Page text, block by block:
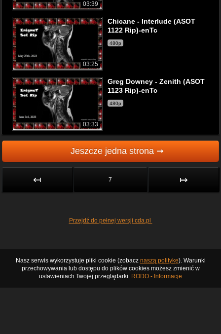
03:39
03:25
Chicane - Interlude (ASOT
1122 Rip)-enTc
480p
03:33
Greg Downey - Zenith (ASOT
1123 Rip)-enTc
480p
Jeszcze jedna strona ➞
↤ 7 ↦
Przejdź do pełnej wersji cda.pl
Nasz serwis wykorzystuje pliki cookie (zobacz naszą politykę). Warunki
przechowywania lub dostępu do plików cookies możesz zmienić w
ustawieniach Twojej przeglądarki. RODO - Informacje